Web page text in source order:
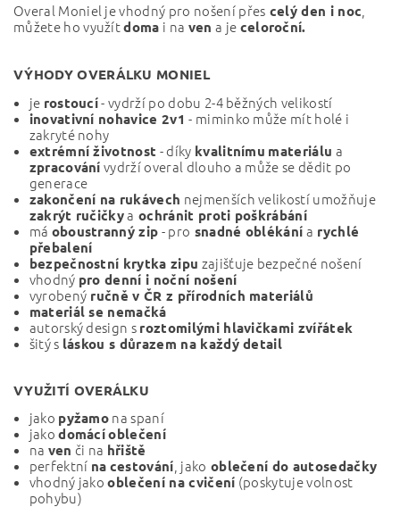
Overal Moniel je vhodný pro nošení přes celý den i noc
můžete ho využítdoma i na ven a je celoroční.
VÝHODY OVERÁLKU MONIEL
je rostoucí- vydrží po dobu 2-4 běžných velikostí
inovativní nohavice 2v1 - miminko může mít holé i
zakryté nohy
extrémní životnost - díky kvalitnímu materiálu a
zpracování vydrží overal dlouho a může se dědit po
generace
zakončení na rukávech nejmenších velikostí umožňuje
zakrýt ručičkya ochránit proti poškrábání
má oboustranný zip - pro snadné oblékání a rychlé
přebalení
bezpečnostní krytka zipu zajišťuje bezpečné nošení
vhodný pro denní i noční nošení
vyrobený ručně v ČR z přírodních materiálů
materiál se nemačká
autorský design s roztomilými hlavičkami zvířátek
šitý s láskou s důrazem na každý detail
VYUŽITÍ OVERÁLKU
jako pyžamo na spaní
jakodomácíoblečení
na ven či na hřiště
perfektní na cestování , jako oblečení do autosedačky
vhodný jakooblečení na cvičení (poskytuje volnost
pohybu)